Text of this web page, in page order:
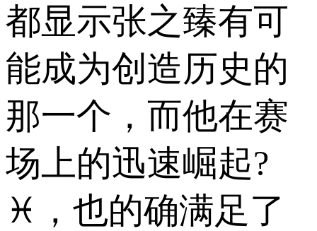
都显示张之臻有可
能成为创造历史的
那一个，而他在赛
场上的迅速崛起?
♓，也的确满足了